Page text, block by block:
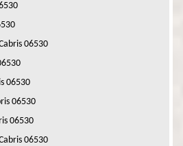
06530
06530
06530
06530
06530